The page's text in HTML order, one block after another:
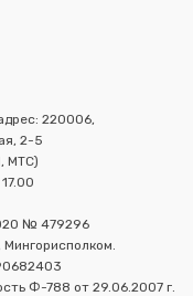
220006,
2-5
МТС)
№ 479296
Ф-788 от 29.06.2007 г.